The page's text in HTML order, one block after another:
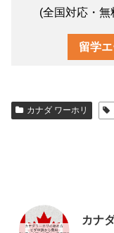
(全国対応・
留学
カナダ ワーホリ
カナ